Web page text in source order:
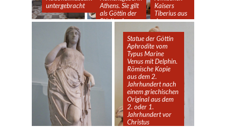
untergebracht
Athens. Sie gilt
als Göttin der
Städte, der
des Kampfes.
Brustpanzer
trägt sie ein
Medusenhaupt,
deren Anblick
ihre Feinde in
verwandelt.
Kaisers
Tiberius aus
den
Caracalla-
Thermen in
Rom. Ende
des 2.
Jahrhunderts
Statue der Göttin
Aphrodite vom
Typus Marine
Venus mit Delphin.
Römische Kopie
aus dem 2.
Jahrhundert nach
einem griechischen
Original aus dem
2. oder 1.
Jahrhundert vor
Christus